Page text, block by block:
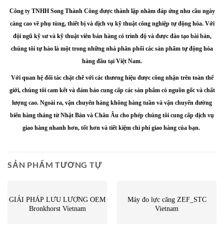
Công ty TNHH Song Thành Công được thành lập nhằm đáp ứng nhu cầu ngày
càng cao về phụ tùng, thiết bị và dịch vụ kỹ thuật công nghiệp tự động hóa. Với
đội ngũ kỹ sư và kỹ thuật viên bán hàng có trình độ và được đào tạo bài bản,
chúng tôi tự hào là một trong những nhà phân phối các sản phẩm tự động hóa
hàng đầu tại Việt Nam.
Với quan hệ đối tác chặt chẽ với các thương hiệu được công nhận trên toàn thế
giới, chúng tôi cam kết và đảm bảo cung cấp các sản phẩm có nguồn gốc và chất
lượng cao. Ngoài ra, vận chuyển hàng không hàng tuần và vận chuyển đường
biển hàng tháng từ Nhật Bản và Châu Âu cho phép chúng tôi cung cấp dịch vụ
giao hàng nhanh hơn, tốt hơn và tiết kiệm chi phí giao hàng của bạn.
SẢN PHẨM TƯƠNG TỰ
GIẢI PHÁP LƯU LƯỢNG OEM
Bronkhorst Vietnam
Máy đo lực căng ZEF_STC
Vietnam